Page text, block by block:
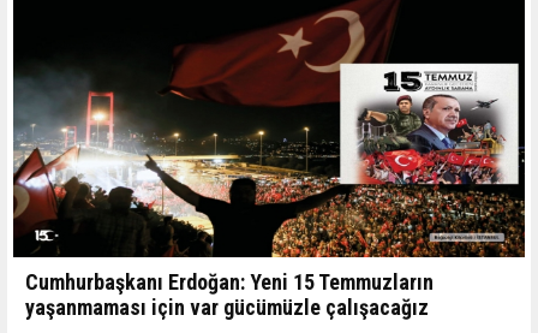
Cumhurbaşkanı Erdoğan: Yeni 15 Temmuzların
yaşanmaması için var gücümüzle çalışacağız